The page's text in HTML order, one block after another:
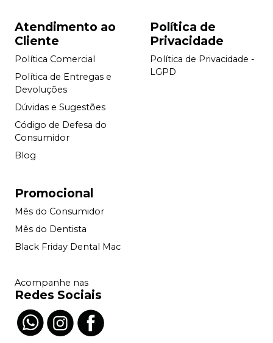
Atendimento ao
Cliente
Política Comercial
Política de Entregas e
Devoluções
Dúvidas e Sugestões
Código de Defesa do
Consumidor
Blog
Política de
Privacidade
Política de Privacidade -
LGPD
Promocional
Mês do Consumidor
Mês do Dentista
Black Friday Dental Mac
Acompanhe nas
Redes Sociais